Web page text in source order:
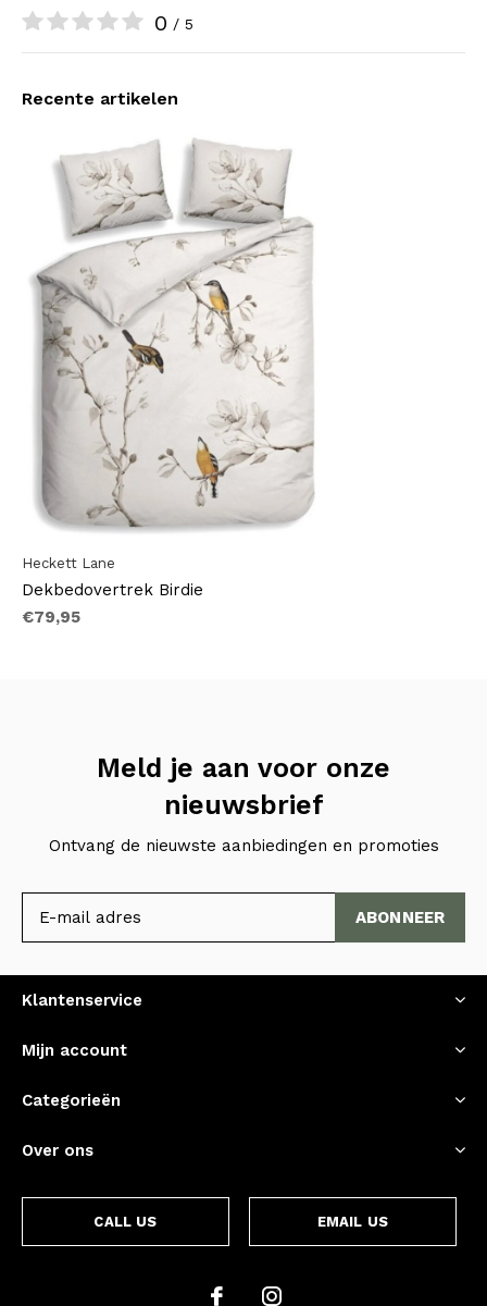
0 / 5
Recente artikelen
Heckett Lane
Dekbedovertrek Birdie
€79,95
Meld je aan voor onze
nieuwsbrief
Ontvang de nieuwste aanbiedingen en promoties
ABONNEER
Klantenservice
Mijn account
Categorieën
Over ons
CALL US EMAIL US